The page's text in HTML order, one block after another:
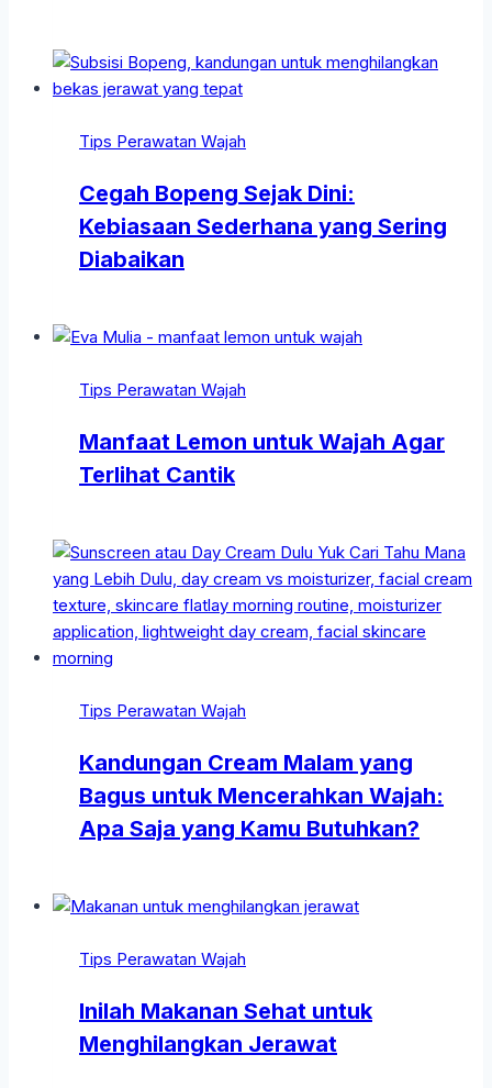
Tips Perawatan Wajah
Cegah Bopeng Sejak Dini:
Kebiasaan Sederhana yang Sering
Diabaikan
Tips Perawatan Wajah
Manfaat Lemon untuk Wajah Agar
Terlihat Cantik
Tips Perawatan Wajah
Kandungan Cream Malam yang
Bagus untuk Mencerahkan Wajah:
Apa Saja yang Kamu Butuhkan?
Tips Perawatan Wajah
Inilah Makanan Sehat untuk
Menghilangkan Jerawat